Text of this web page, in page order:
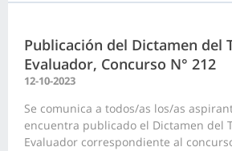
Publicación del Dictamen del
Evaluador, Concurso N° 212
12-10-2023
Se comunica a todos/as los/as
encuentra publicado el Dictamen del
Evaluador correspondiente al